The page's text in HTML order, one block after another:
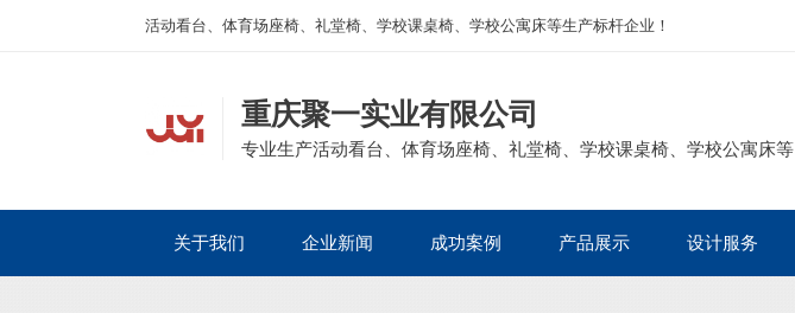
活动看台、体育场座椅、礼堂椅、学校课桌椅、学校公寓床等生产标杆企业！
重庆聚一实业有限公司
专业生产活动看台、体育场座椅、礼堂椅、学校课桌椅、学校公寓床等
关于我们 企业新闻 成功案例 产品展示 设计服务